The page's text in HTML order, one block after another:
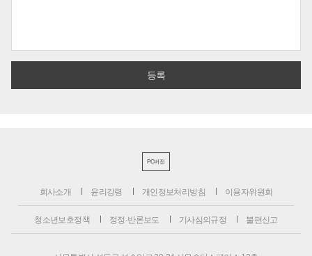
PC버전
회사소개 윤리강령 개인정보처리방침 이용자위원회
청소년보호정책 정정·반론보도 기사심의규정 불편신고